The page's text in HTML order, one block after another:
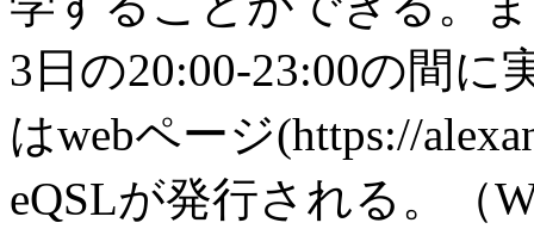
3日の20:00-23:00の間
はwebページ(https://
eQSLが発行される。（